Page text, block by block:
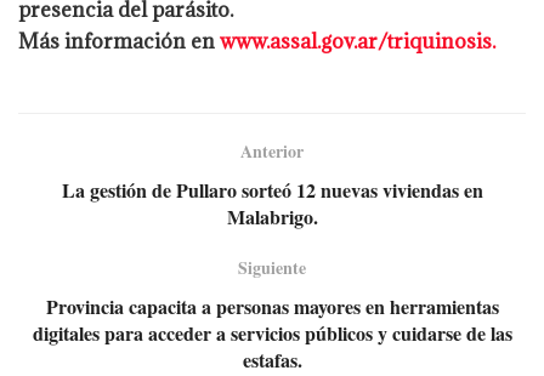
presencia del parásito.
Más información enwww.assal.gov.ar/triquinosis.
Anterior
La gestión de Pullaro sorteó 12 nuevas viviendas en
Malabrigo.
Siguiente
Provincia capacita a personas mayores en herramientas
digitales para acceder a servicios públicos y cuidarse de las
estafas.